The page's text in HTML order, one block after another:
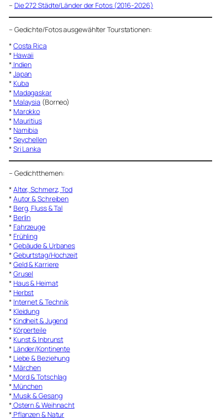
– Die 272 Städte/Länder der Fotos (2016-2026)
– Gedichte/Fotos ausgewählter Tourstationen:
* Costa Rica
* Hawaii
* Indien
* Japan
* Kuba
* Madagaskar
* Malaysia (Borneo)
* Marokko
* Mauritius
* Namibia
* Seychellen
* Sri Lanka
– Gedichtthemen:
* Alter, Schmerz, Tod
* Autor & Schreiben
* Berg, Fluss & Tal
* Berlin
* Fahrzeuge
* Frühling
* Gebäude & Urbanes
* Geburtstag/Hochzeit
* Geld & Karriere
* Grusel
* Haus & Heimat
* Herbst
* Internet & Technik
* Kleidung
* Kindheit & Jugend
* Körperteile
* Kunst & Inbrunst
* Länder/Kontinente
* Liebe & Beziehung
* Märchen
* Mord & Totschlag
* München
* Musik & Gesang
* Ostern & Weihnacht
* Pflanzen & Natur